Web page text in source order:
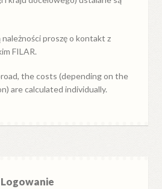
proszę o kontakt z
FILAR.
the costs (depending on the
are calculated individually.
Logowanie